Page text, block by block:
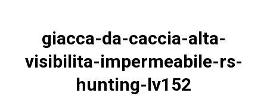
giacca-da-caccia-alta-
visibilita-impermeabile-rs-
hunting-lv152